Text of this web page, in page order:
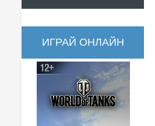
ИГРАЙ ОНЛАЙН